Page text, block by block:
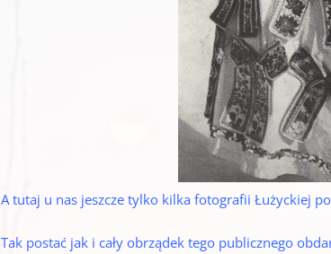
A tutaj u nas jeszcze tylko kilka fotografii Łużyckiej
Tak postać jak i cały obrządek tego publicznego